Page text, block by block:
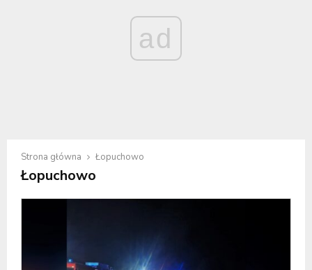
ad
Strona główna Łopuchowo
Łopuchowo